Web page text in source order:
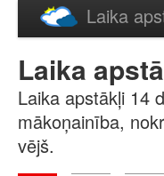
Laika
English
Laika
Laika apstākļi 14
mākoņainība,
vējš.